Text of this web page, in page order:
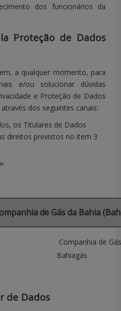
dos funcionários da
Proteção de Dados
a qualquer momento, para
e/ou solucionar dúvidas
e Proteção de Dados
dos seguintes canais:
os Titulares de Dados
direitos previstos no item 3
de Gás da Bahia
Companhia de
Bahiagás
de Dados